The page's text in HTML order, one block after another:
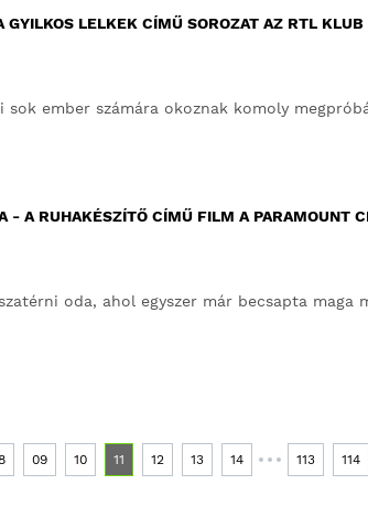
GYILKOS LELKEK CÍMŰ SOROZAT AZ RTL KLUB
sok ember számára okoznak komoly
- A RUHAKÉSZÍTŐ CÍMŰ FILM A PARAMOUNT
oda, ahol egyszer már becsapta maga
09 10 11 12 13 14 113 114